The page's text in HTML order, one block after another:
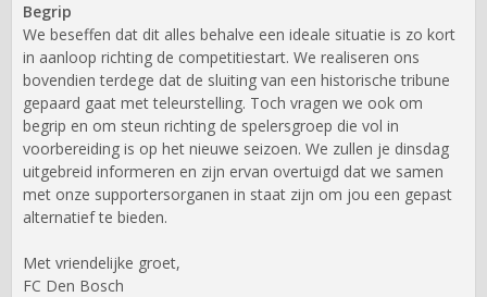
Begrip
We beseffen dat dit alles behalve een ideale situatie is zo kort
in aanloop richting de competitiestart. We realiseren ons
bovendien terdege dat de sluiting van een historische tribune
gepaard gaat met teleurstelling. Toch vragen we ook om
begrip en om steun richting de spelersgroep die vol in
voorbereiding is op het nieuwe seizoen. We zullen je dinsdag
uitgebreid informeren en zijn ervan overtuigd dat we samen
met onze supportersorganen in staat zijn om jou een gepast
alternatief te bieden.
Met vriendelijke groet,
FC Den Bosch